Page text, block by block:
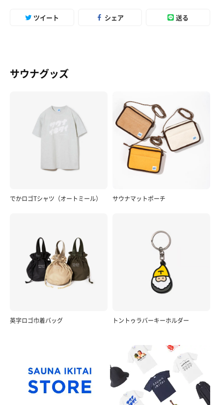
ツイート シェア 送る
サウナグッズ
でかロゴTシャツ（オートミール） サウナマットポーチ
英字ロゴ巾着バッグ トントゥラバーキーホルダー